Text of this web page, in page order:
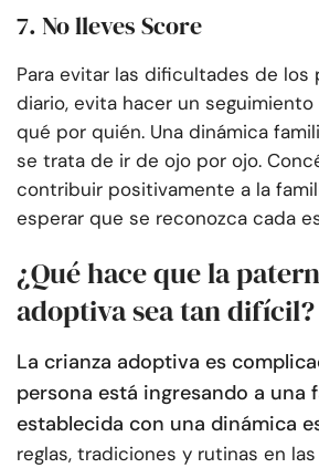
7. No lleves Score
Para evitar las dificultades de los
diario, evita hacer un
qué por quién. Una dinámica
se trata de ir de ojo por ojo.
contribuir positivamente a la
esperar que se reconozca cada
¿Qué hace que la
adoptiva sea tan difícil?
La crianza adoptiva es
persona está ingresando a una
establecida con una dinámica
reglas, tradiciones y rutinas en